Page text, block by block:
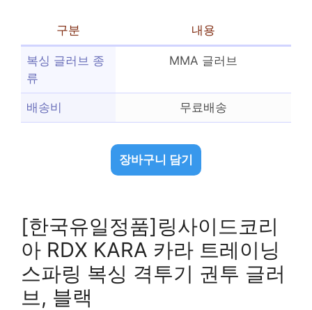
구분 내용
복싱 글러브 종
류
MMA 글러브
배송비 무료배송
장바구니 담기
[한국유일정품]링사이드코리
아 RDX KARA 카라 트레이닝
스파링 복싱 격투기 권투 글러
브, 블랙